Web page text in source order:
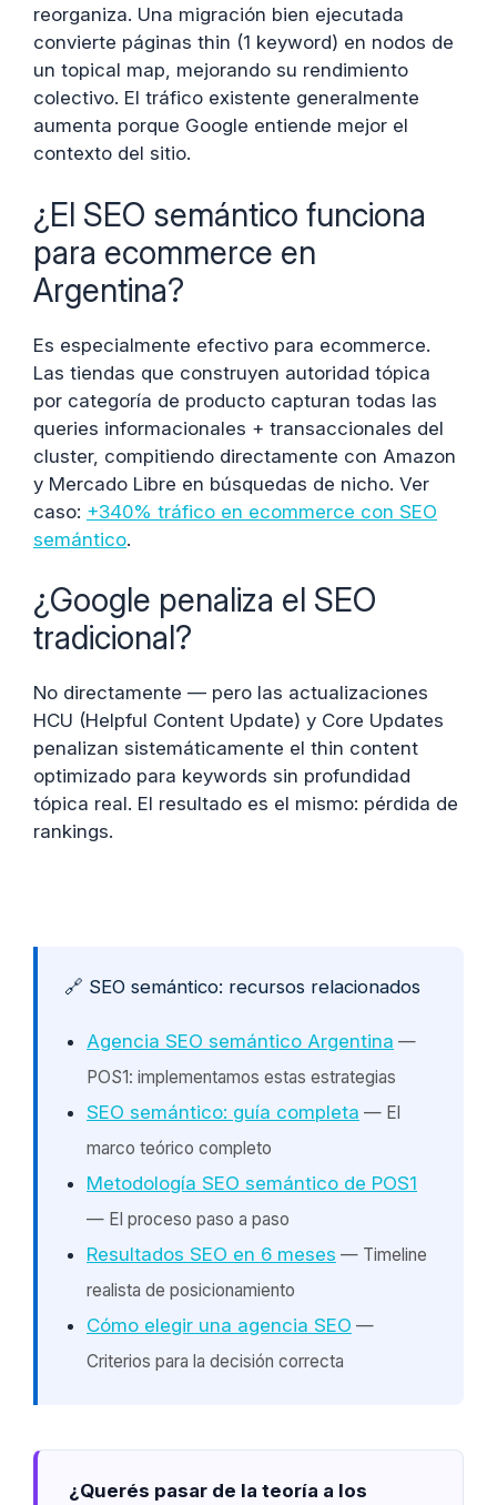
reorganiza. Una migración bien ejecutada
convierte páginas thin (1 keyword) en nodos de
un topical map, mejorando su rendimiento
colectivo. El tráfico existente generalmente
aumenta porque Google entiende mejor el
contexto del sitio.
¿El SEO semántico funciona
para ecommerce en
Argentina?
Es especialmente efectivo para ecommerce.
Las tiendas que construyen autoridad tópica
por categoría de producto capturan todas las
queries informacionales + transaccionales del
cluster, compitiendo directamente con Amazon
y Mercado Libre en búsquedas de nicho. Ver
caso: +340% tráfico en ecommerce con SEO
semántico.
¿Google penaliza el SEO
tradicional?
No directamente — pero las actualizaciones
HCU (Helpful Content Update) y Core Updates
penalizan sistemáticamente el thin content
optimizado para keywords sin profundidad
tópica real. El resultado es el mismo: pérdida de
rankings.
🔗 SEO semántico: recursos relacionados
Agencia SEO semántico Argentina —
POS1: implementamos estas estrategias
SEO semántico: guía completa — El
marco teórico completo
Metodología SEO semántico de POS1
— El proceso paso a paso
Resultados SEO en 6 meses — Timeline
realista de posicionamiento
Cómo elegir una agencia SEO —
Criterios para la decisión correcta
¿Querés pasar de la teoría a los